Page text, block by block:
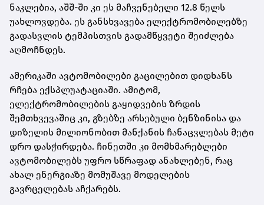
ნაკლებია, აშშ-ში კი ეს მაჩვენებელი 12.8 წელს
უახლოვდება. ეს განსხვავება ელექტრომობილებზე
გადასვლის ტემპისთვის გადამწყვეტი შეიძლება
აღმოჩნდეს.
ამერიკაში ავტომობილები გაცილებით დიდხანს
რჩება ექსპლუატაციაში. ამიტომ,
ელექტრომობილების გაყიდვების ზრდის
შემთხვევაშიც კი, გზებზე არსებული ბენზინისა და
დიზელის მილიონობით მანქანის ჩანაცვლებას მეტი
დრო დასჭირდება. ჩინეთში კი მომხმარებლები
ავტომობილებს უფრო სწრაფად ანახლებენ, რაც
ახალ ენერგიაზე მომუშავე მოდელების
გავრცელებას აჩქარებს.